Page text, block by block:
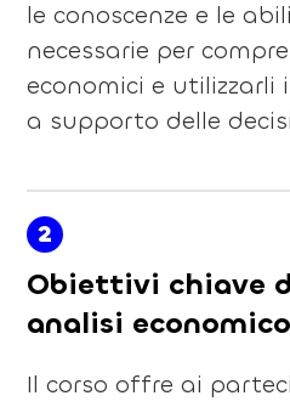
le conoscenze e le
necessarie per
economici e
a supporto delle
2
Obiettivi chiave
analisi
Il corso offre ai